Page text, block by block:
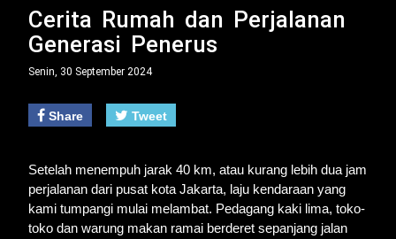
Cerita Rumah dan Perjalanan
Generasi Penerus
Senin, 30 September 2024
Share Tweet
Setelah menempuh jarak 40 km, atau kurang lebih dua jam
perjalanan dari pusat kota Jakarta, laju kendaraan yang
kami tumpangi mulai melambat. Pedagang kaki lima, toko-
toko dan warung makan ramai berderet sepanjang jalan